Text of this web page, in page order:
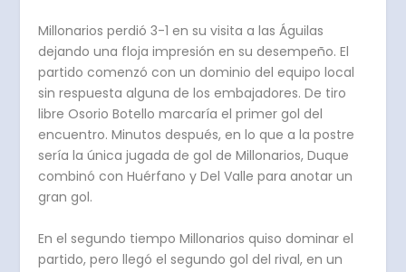
Millonarios perdió 3-1 en su visita a las Águilas
dejando una floja impresión en su desempeño. El
partido comenzó con un dominio del equipo local
sin respuesta alguna de los embajadores. De tiro
libre Osorio Botello marcaría el primer gol del
encuentro. Minutos después, en lo que a la postre
sería la única jugada de gol de Millonarios, Duque
combinó con Huérfano y Del Valle para anotar un
gran gol.
En el segundo tiempo Millonarios quiso dominar el
partido, pero llegó el segundo gol del rival, en un